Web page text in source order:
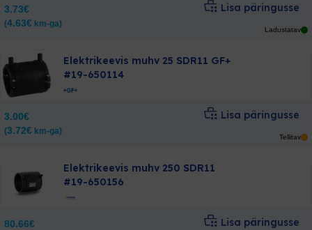
3.73€
(4.63€ km-ga)
Lisa päringusse
Ladustatav
Elektrikeevis muhv 25 SDR11 GF+
#19-650114
3.00€
(3.72€ km-ga)
Lisa päringusse
Tellitav
Elektrikeevis muhv 250 SDR11
#19-650156
80.66€ Lisa päringusse